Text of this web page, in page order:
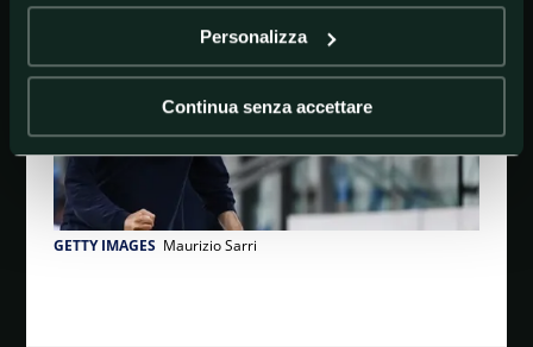
Personalizza
Continua senza accettare
GETTY IMAGES Maurizio Sarri